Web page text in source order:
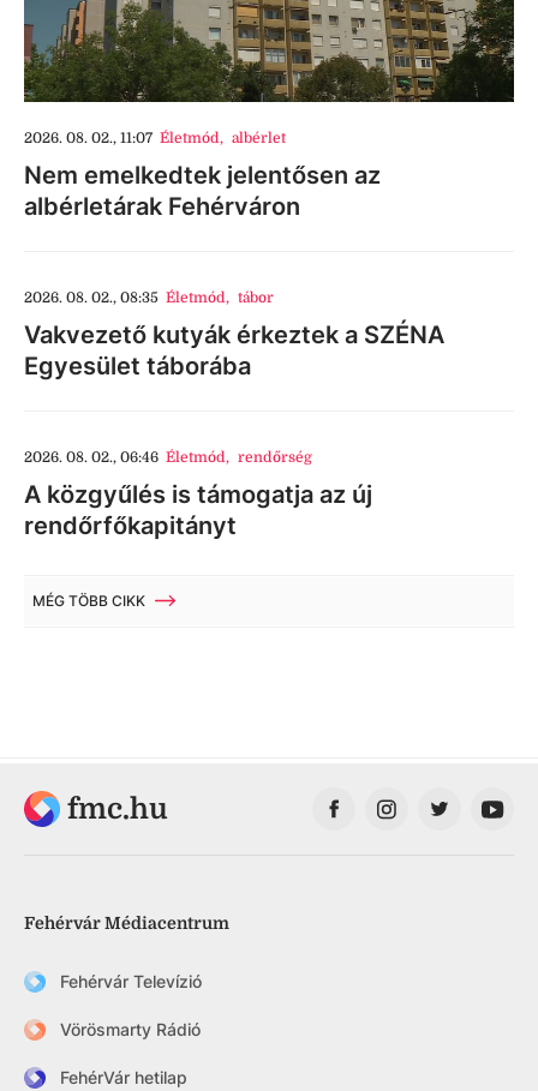
2026. 08. 02., 11:07 Életmód, albérlet
Nem emelkedtek jelentősen az
albérletárak Fehérváron
2026. 08. 02., 08:35 Életmód, tábor
Vakvezető kutyák érkeztek a SZÉNA
Egyesület táborába
2026. 08. 02., 06:46 Életmód, rendőrség
A közgyűlés is támogatja az új
rendőrfőkapitányt
MÉG TÖBB CIKK
fmc.hu
Fehérvár Médiacentrum
Fehérvár Televízió
Vörösmarty Rádió
FehérVár hetilap